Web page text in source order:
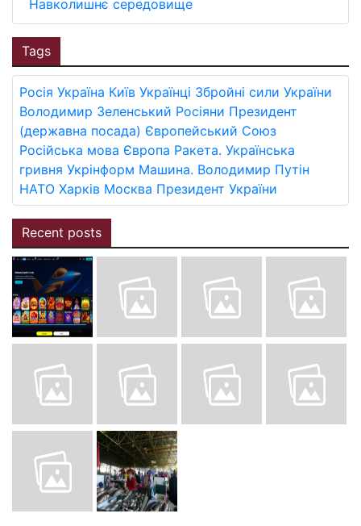
Навколишнє середовище
Tags
Росія Україна Київ Українці Збройні сили України
Володимир Зеленський Росіяни Президент
(державна посада) Європейський Союз
Російська мова Європа Ракета. Українська
гривня Укрінформ Машина. Володимир Путін
НАТО Харків Москва Президент України
Recent posts